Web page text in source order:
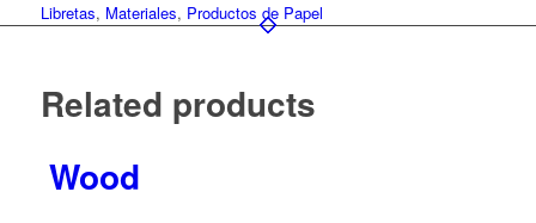
Libretas, Materiales, Productos de Papel
Related products
Wood